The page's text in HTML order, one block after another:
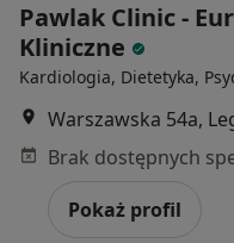
Pawlak Clinic -
Kliniczne
Kardiologia, Dietetyka,
Warszawska 54a,
Pokaż profil